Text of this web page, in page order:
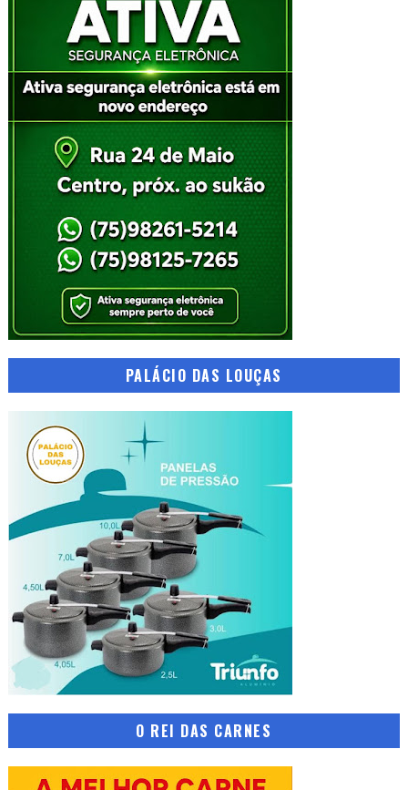
PALÁCIO DAS LOUÇAS
O REI DAS CARNES